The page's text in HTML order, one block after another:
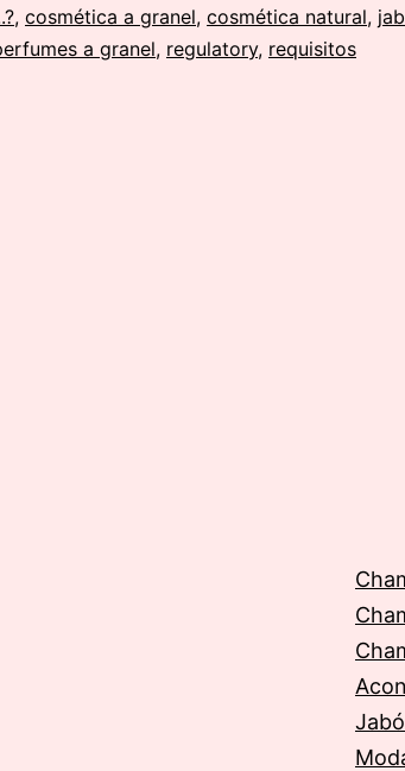
de
cosméticos
, cosmética a granel, cosmética natural,
a granel, regulatory, requisitos